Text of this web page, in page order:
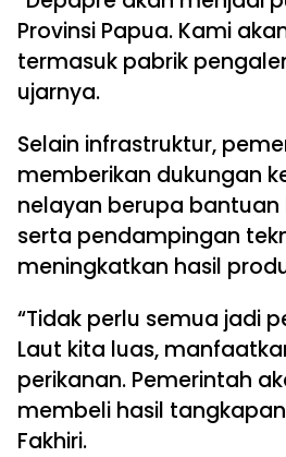
Provinsi Papua. Kami
termasuk pabrik
ujarnya.
Selain infrastruktur,
memberikan dukungan
nelayan berupa
serta pendampingan
meningkatkan hasil
“Tidak perlu semua jadi
Laut kita luas,
perikanan. Pemerintah
membeli hasil
Fakhiri.